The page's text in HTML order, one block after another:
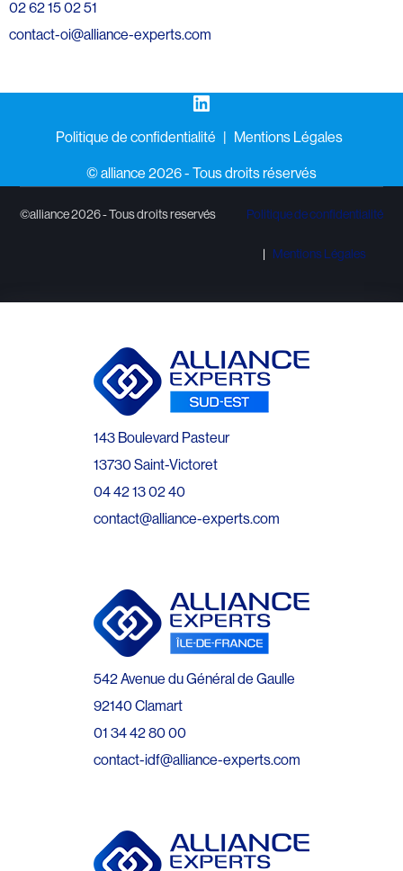
02 62 15 02 51
contact-oi@alliance-experts.com
LinkedIn
Politique de confidentialité
Mentions Légales
©️ alliance 2026 - Tous droits réservés
©alliance 2026 - Tous droits reservés Politique de confidentialité
Mentions Légales
143 Boulevard Pasteur
13730 Saint-Victoret
04 42 13 02 40
contact@alliance-experts.com
542 Avenue du Général de Gaulle
92140 Clamart
01 34 42 80 00
contact-idf@alliance-experts.com